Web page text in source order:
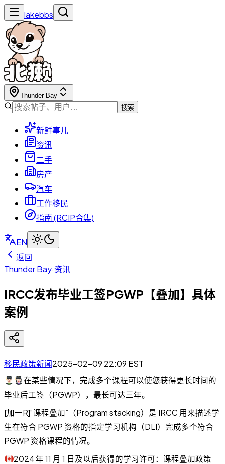
lakebbs
Thunder Bay
搜索
新鲜事儿
资讯
二手
房产
汽车
工作移民
指南 (RCIP合集)
EN
返回
Thunder Bay·资讯
IRCC发布毕业工签PGWP【叠加】具体
案例
移民政策新闻2025-02-09 22:09 EST
在某些情况下，完成多个课程可以使您获得更长时间的
毕业后工签（PGWP），最长可达三年。
[加一R]“课程叠加”（Program stacking）是 IRCC 用来描述学
生在符合 PGWP 资格的指定学习机构（DLI）完成多个符合
PGWP 资格课程的情况。
2024 年 11 月 1 日及以后获得的学习许可：课程叠加政策